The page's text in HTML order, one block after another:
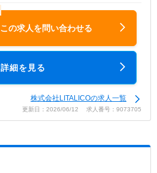
この求人を問い合わせる
詳細を見る
株式会社LITALICOの求人一覧
更新日：2026/06/12 求人番号：9073705